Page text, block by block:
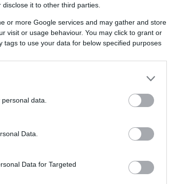
it to other third parties.
or more Google services and may gather and store
visit or usage behaviour. You may click to grant or
to use your data for below specified purposes
data.
Data.
Data for Targeted
Irma-forrás, Magyarkút
2019 január
2015 augusztus
2015 június
(
2014 május
(
2014 február
2014 január